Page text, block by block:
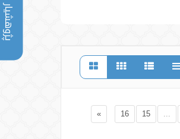
پژوهشیار
...
15
16
»